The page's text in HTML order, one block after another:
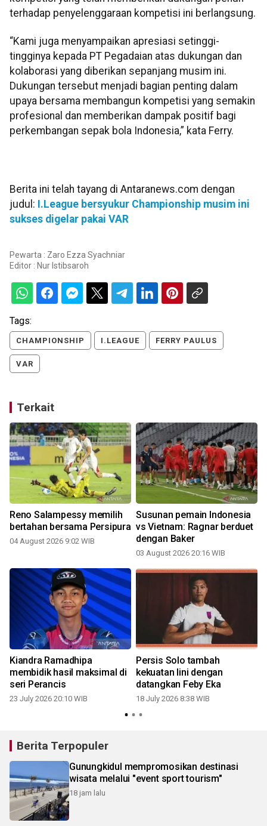
terhadap penyelenggaraan kompetisi ini berlangsung.
“Kami juga menyampaikan apresiasi setinggi-
tingginya kepada PT Pegadaian atas dukungan dan
kolaborasi yang diberikan sepanjang musim ini.
Dukungan tersebut menjadi bagian penting dalam
upaya bersama membangun kompetisi yang semakin
profesional dan memberikan dampak positif bagi
perkembangan sepak bola Indonesia,” kata Ferry.
Berita ini telah tayang di Antaranews.com dengan
judul: I.League bersyukur Championship musim ini
sukses digelar pakai VAR
Pewarta : Zaro Ezza Syachniar
Editor : Nur Istibsaroh
Tags:
CHAMPIONSHIP I.LEAGUE FERRY PAULUS
VAR
Terkait
Reno Salampessy memilih
bertahan bersama Persipura
04 August 2026 9:02 WIB
Susunan pemain Indonesia
vs Vietnam: Ragnar berduet
dengan Baker
03 August 2026 20:16 WIB
Kiandra Ramadhipa
membidik hasil maksimal di
seri Perancis
23 July 2026 20:10 WIB
Persis Solo tambah
kekuatan lini dengan
datangkan Feby Eka
18 July 2026 8:38 WIB
Berita Terpopuler
Gunungkidul mempromosikan destinasi
wisata melalui "event sport tourism"
18 jam lalu